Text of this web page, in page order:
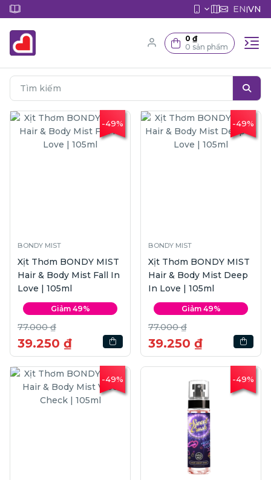
EN|VN
0 ₫
0 sản phẩm
-49%
BONDY MIST
Xịt Thơm BONDY MIST
Hair & Body Mist Fall In
Love | 105ml
Giảm 49%
77.000 ₫
39.250 ₫
-49%
BONDY MIST
Xịt Thơm BONDY MIST
Hair & Body Mist Deep
In Love | 105ml
Giảm 49%
77.000 ₫
39.250 ₫
-49% -49%